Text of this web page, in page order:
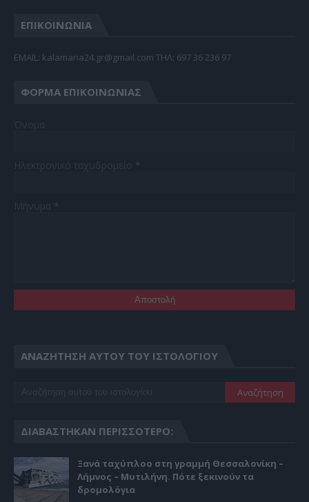
ΕΠΙΚΟΙΝΩΝΙΑ
EMAIL: kalamaria24.gr@gmail.com TΗΛ: 697 36 236 97
ΦΌΡΜΑ ΕΠΙΚΟΙΝΩΝΊΑΣ
ΑΝΑΖΉΤΗΣΗ ΑΥΤΟΎ ΤΟΥ ΙΣΤΟΛΟΓΊΟΥ
ΔΙΑΒΆΣΤΗΚΑΝ ΠΕΡΙΣΣΌΤΕΡΟ:
Ξανά ταχύπλοο στη γραμμή Θεσσαλονίκη –
Λήμνος – Μυτιλήνη. Πότε ξεκινούν τα
δρομολόγια